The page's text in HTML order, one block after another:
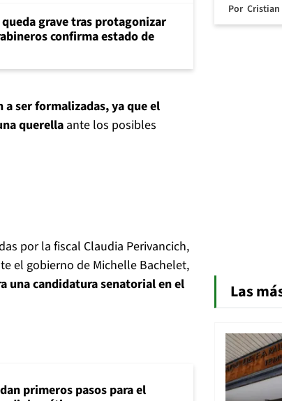
queda grave tras protagonizar
confirma estado de
a ser formalizadas, ya que el
querella ante los posibles
por la fiscal Claudia Perivancich,
el gobierno de Michelle Bachelet,
una candidatura senatorial en el
primeros pasos para el
Por Cristian
Las